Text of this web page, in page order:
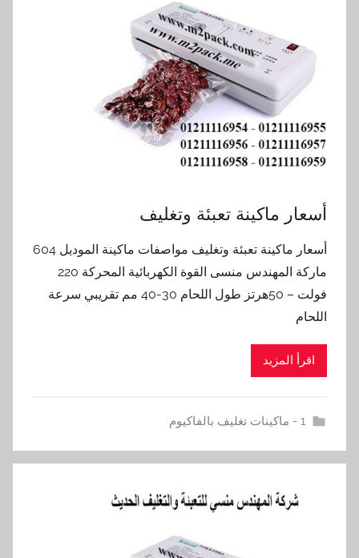
أسعار ماكينة تعبئة وتغليف
أسعار ماكينة تعبئة وتغليف مواصفات ماكينة الموديل 604
ماركة المهندس منسى القوة الكهربائية المحركة 220
فولت – 50هرتز طول اللحام 30-40 مم تقريبي سرعة
اللحام
اقرأ المزيد
1 - ماكينات تغليف بالفاكيوم